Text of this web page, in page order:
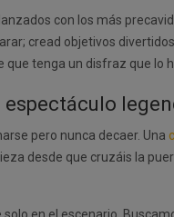
con los más
cread objetivos
que tenga un disfraz que lo
espectáculo
pero nunca decaer. Una
desde que cruzáis la